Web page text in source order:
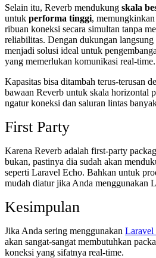
Selain itu, Reverb mendukung skala
untuk performa tinggi,
ribuan koneksi secara simultan tanpa
reliabilitas. Dengan dukungan
menjadi solusi ideal untuk
yang memerlukan komunikasi real-time.
Kapasitas bisa ditambah terus-terusan
bawaan Reverb untuk skala horizontal
ngatur koneksi dan saluran lintas
First Party
Karena Reverb adalah first-party
bukan, pastinya dia sudah akan
seperti Laravel Echo. Bahkan untuk
mudah diatur jika Anda menggunakan
Kesimpulan
Jika Anda sering menggunakan Laravel
akan sangat-sangat membutuhkan
koneksi yang sifatnya real-time.